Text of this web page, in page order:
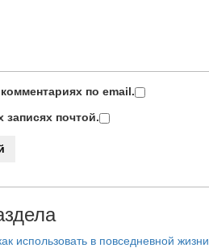
по email.
почтой.
использовать в повседневной жизни